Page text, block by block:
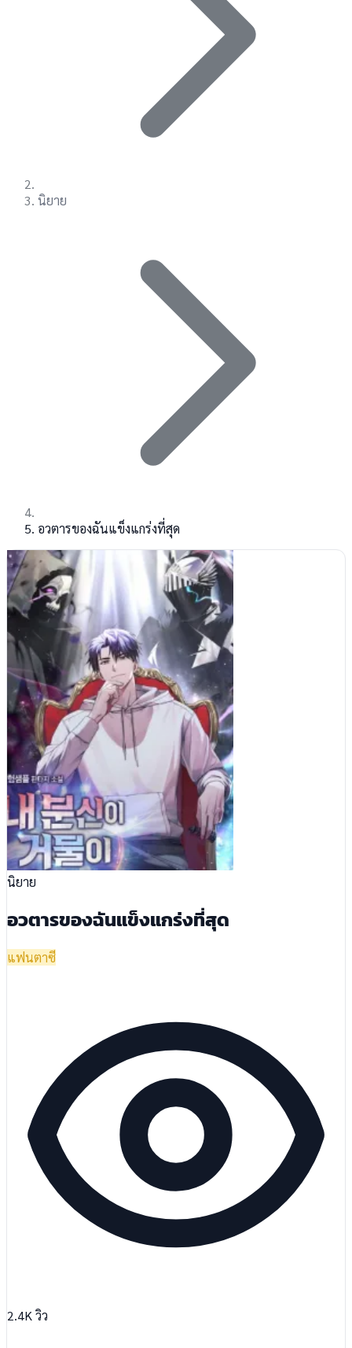
นิยาย
อวตารของฉันแข็งแกร่งที่สุด
นิยาย
อวตารของฉันแข็งแกร่งที่สุด
แฟนตาซี
2.4K วิว